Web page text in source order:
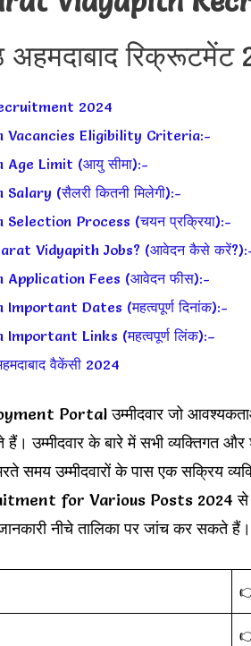
अहमदाबाद रिक्रूटमेंट
2024
Vacancies Eligibility Criteria:-
Limit (आयु सीमा):-
(सैलरी कितनी मिलेगी):-
Process (चयन प्रक्रिया):-
Vidyapith Jobs? (आवेदन कैसे
Application Fees (आवेदन फीस):-
Dates (महत्वपूर्ण दिनांक):-
Links (महत्वपूर्ण लिंक):–
वैकेंसी 2024
Portal उम्मीदवार जो
के बारे में सभी व्यक्तिगत और
समय उम्मीदवारों के पास एक सक्रिय
for Various Posts 2024 से जुड़ी
नीचे तालिका पर जांच कर सकते हैं।